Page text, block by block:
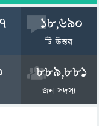
18,690
টি উত্তর
889,881
জন সদস্য